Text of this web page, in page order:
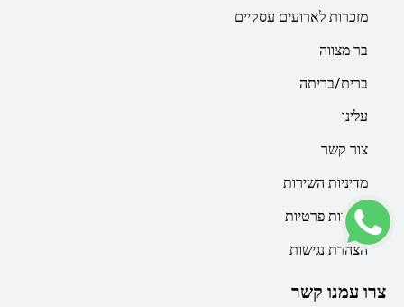
מזכרות לארועים עסקיים
בר מצווה
ברית/בריתה
עלינו
צור קשר
מדיניות השירות
מדיניות פרטיות
הצהרת נגישות
צרו עמנו קשר